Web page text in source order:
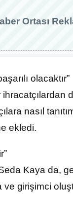
Ortası
olacaktır”
nasıl
ekledi.
Kaya da,
girişimci